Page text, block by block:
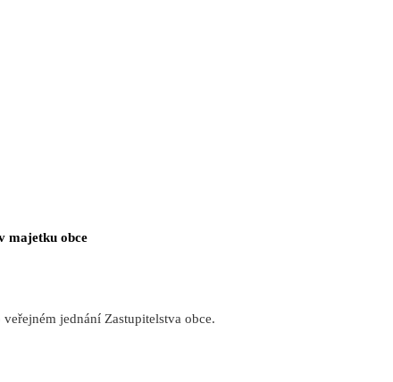
majetku obce
jednání Zastupitelstva obce.